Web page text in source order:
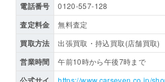
電話番号 0120-557-128
査定料金 無料査定
買取方法 出張買取・持込買取(店舗買取)
営業時間 午前10時から午後7時まで